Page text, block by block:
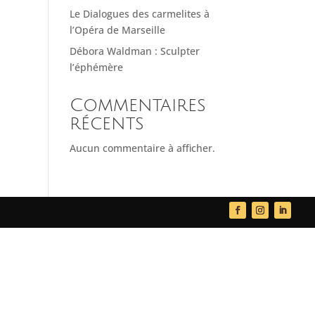
Le Dialogues des carmelites à
l’Opéra de Marseille
Débora Waldman : Sculpter
l’éphémère
Commentaires
récents
Aucun commentaire à afficher.